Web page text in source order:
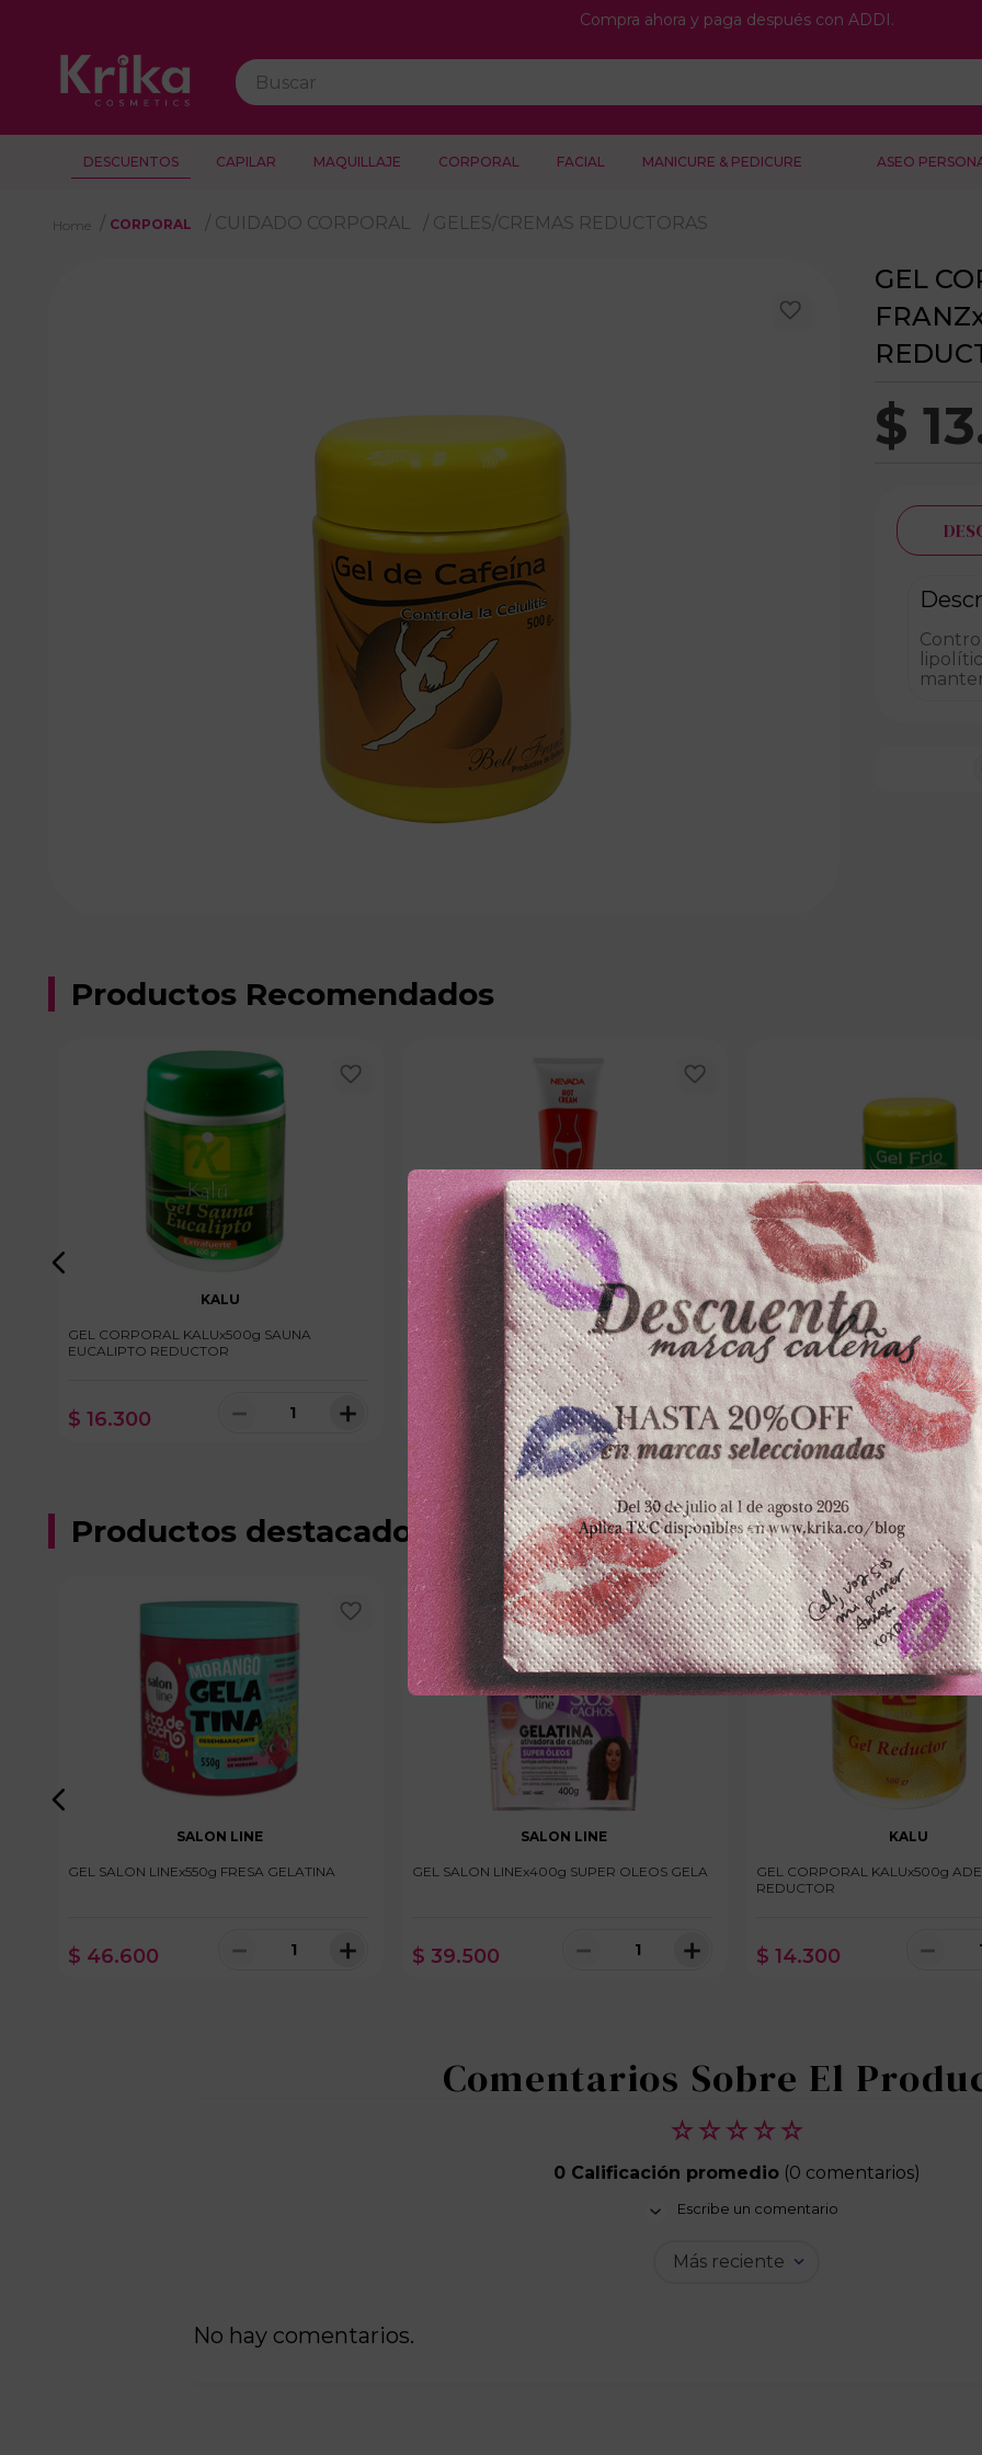
Compra ahora y paga después con ADDI.
Buscar
DESCUENTOS CAPILAR MAQUILLAJE CORPORAL FACIAL MANICURE & PEDICURE ASEO
CORPORAL CUIDADO CORPORAL GELES/CREMAS REDUCTORAS
GEL
$ 13
Productos Recomendados
KALU
GEL CORPORAL KALUx500g SAUNA
EUCALIPTO REDUCTOR
$ 16.300 ＋
－
NEVADA
CREMA REDUCTORATORA NEVADAx200ml
CHILI
$ 28.200 ＋
－
100 disponibles
BELL FRANZ
GEL CORPORAL BELL
REDUCTOR
$ 16.500 －
Productos destacados
SALON LINE
GEL SALON LINEx550g FRESA GELATINA
$ 46.600 ＋
－
SALON LINE
GEL SALON LINEx400g SUPER OLEOS GELA
$ 39.500 ＋
－
KALU
GEL CORPORAL KALUx500g
REDUCTOR
$ 14.300 －
☆ ☆ ☆ ☆ ☆
0 Calificación promedio (0 comentarios)
Escribe un comentario
Más reciente
No hay comentarios.